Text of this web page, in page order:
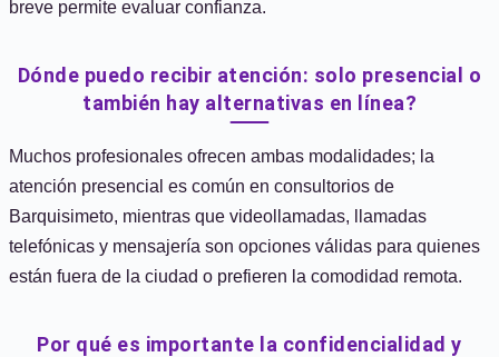
breve permite evaluar confianza.
Dónde puedo recibir atención: solo presencial o
también hay alternativas en línea?
Muchos profesionales ofrecen ambas modalidades; la
atención presencial es común en consultorios de
Barquisimeto, mientras que videollamadas, llamadas
telefónicas y mensajería son opciones válidas para quienes
están fuera de la ciudad o prefieren la comodidad remota.
Por qué es importante la confidencialidad y